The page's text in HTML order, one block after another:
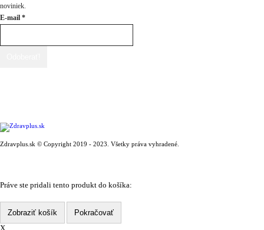
noviniek.
E-mail *
Zdravplus.sk © Copyright 2019 - 2023. Všetky práva vyhradené.
Práve ste pridali tento produkt do košíka:
Zobraziť košík
Pokračovať
X